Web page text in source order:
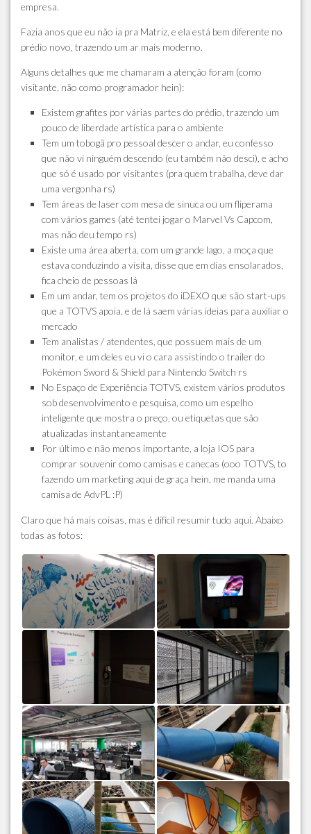
empresa.
Fazia anos que eu não ia pra Matriz, e ela está bem diferente no
prédio novo, trazendo um ar mais moderno.
Alguns detalhes que me chamaram a atenção foram (como
visitante, não como programador hein):
Existem grafites por várias partes do prédio, trazendo um
pouco de liberdade artística para o ambiente
Tem um tobogã pro pessoal descer o andar, eu confesso
que não vi ninguém descendo (eu também não desci), e acho
que só é usado por visitantes (pra quem trabalha, deve dar
uma vergonha rs)
Tem áreas de laser com mesa de sinuca ou um fliperama
com vários games (até tentei jogar o Marvel Vs Capcom,
mas não deu tempo rs)
Existe uma área aberta, com um grande lago, a moça que
estava conduzindo a visita, disse que em dias ensolarados,
fica cheio de pessoas lá
Em um andar, tem os projetos do iDEXO que são start-ups
que a TOTVS apoia, e de lá saem várias ideias para auxiliar o
mercado
Tem analistas / atendentes, que possuem mais de um
monitor, e um deles eu vi o cara assistindo o trailer do
Pokémon Sword & Shield para Nintendo Switch rs
No Espaço de Experiência TOTVS, existem vários produtos
sob desenvolvimento e pesquisa, como um espelho
inteligente que mostra o preço, ou etiquetas que são
atualizadas instantaneamente
Por último e não menos importante, a loja IOS para
comprar souvenir como camisas e canecas (ooo TOTVS, to
fazendo um marketing aqui de graça hein, me manda uma
camisa de AdvPL :P)
Claro que há mais coisas, mas é difícil resumir tudo aqui. Abaixo
todas as fotos: